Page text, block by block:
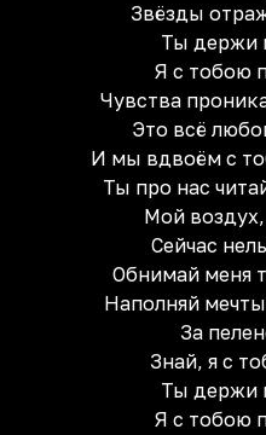
Звёзды
Ты держи
Я с тобою
Чувства
Это всё
И мы вдвоём с
Ты про нас
Мой
Сейчас
Обнимай меня
Наполняй
За
Знай, я с
Ты держи
Я с тобою